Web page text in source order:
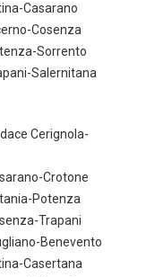
Casarano
Cosenza
Sorrento
Salernitana
Cerignola-
Crotone
Potenza
Trapani
Benevento
Casertana